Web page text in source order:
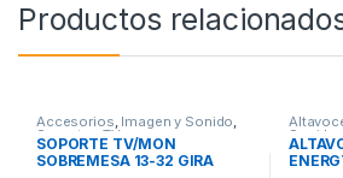
Productos
Accesorios, Imagen y Sonido,
Soportes TV
SOPORTE TV/MON
SOBREMESA 13-32 GIRA
Sonido,